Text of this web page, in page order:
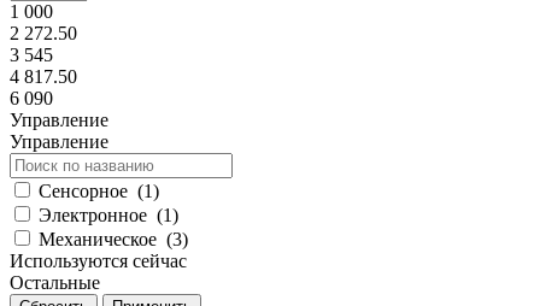
1 000
2 272.50
3 545
4 817.50
6 090
Управление
Управление
Сенсорное (1)
Электронное (1)
Механическое (3)
Используются сейчас
Остальные